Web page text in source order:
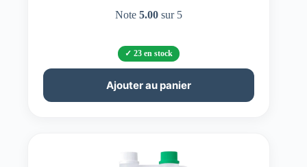
Note5.00 sur 5
23 en stock
Ajouter au panier